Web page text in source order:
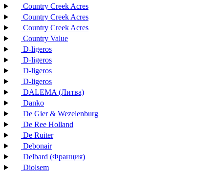
Country Creek Acres
Country Creek Acres
Country Creek Acres
Country Value
D-ligeros
D-ligeros
D-ligeros
D-ligeros
DALEMA (Литва)
Danko
De Gier & Wezelenburg
De Ree Holland
De Ruiter
Debonair
Delbard (Франция)
Diolsem